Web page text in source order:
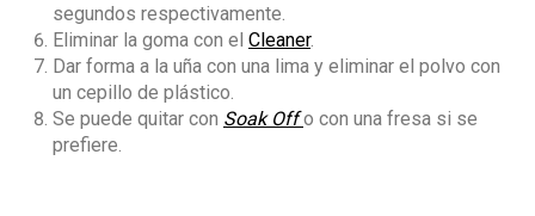
segundos respectivamente.
Eliminar la goma con el Cleaner.
Dar forma a la uña con una lima y eliminar el polvo con
un cepillo de plástico.
Se puede quitar con Soak Off o con una fresa si se
prefiere.